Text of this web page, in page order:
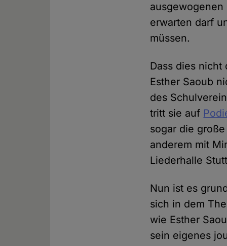
erwarten darf
müssen.
Dass dies
Esther Saoub
des
tritt sie auf
sogar die
anderem mit
Liederhalle
Nun ist es
sich in dem
wie Esther
sein eigenes